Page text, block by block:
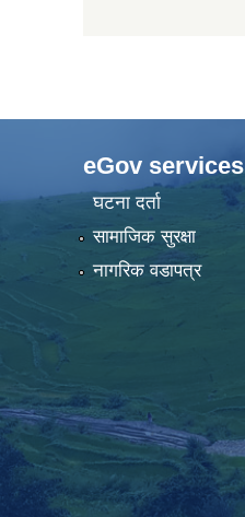
eGov services
घटना दर्ता
सामाजिक सुरक्षा
नागरिक वडापत्र